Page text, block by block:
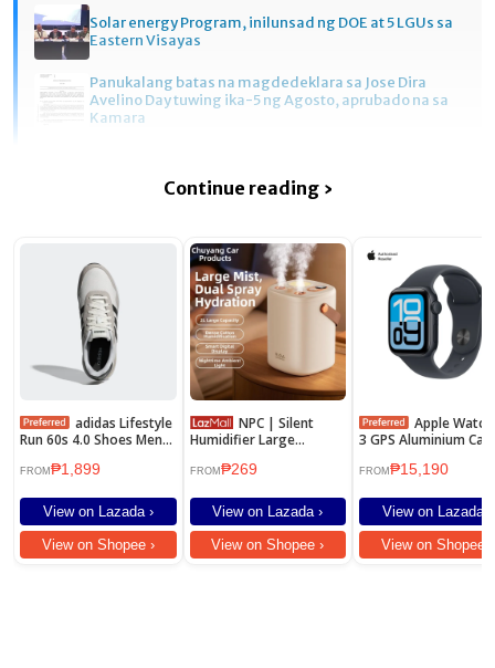
Solar energy Program, inilunsad ng DOE at 5 LGUs sa
Eastern Visayas
Panukalang batas na magdedeklara sa Jose Dira
Avelino Day tuwing ika-5 ng Agosto, aprubado na sa
Kamara
Continue reading ›
adidas Lifestyle
Run 60s 4.0 Shoes Men
FROM ₱1,899
View on Lazada ›
View on Shopee ›
NPC | Silent
Humidifier Large
Office Baby Suitable
FROM ₱269
View on Lazada ›
View on Shopee ›
Apple Watch SE
3 GPS Aluminium
FROM₱15,190
View on Lazada ›
View on Shopee ›